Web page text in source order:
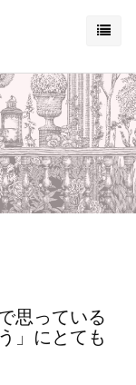
思っている
」にとても